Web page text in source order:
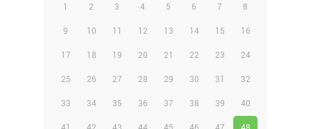
1 2 3 4 5 6 7 8
9 10 11 12 13 14 15 16
17 18 19 20 21 22 23 24
25 26 27 28 29 30 31 32
33 34 35 36 37 38 39 40